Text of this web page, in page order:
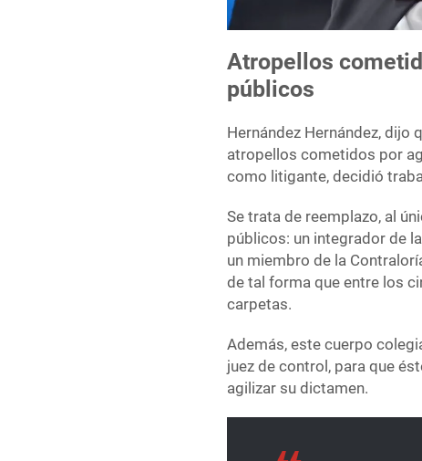
Atropellos
públicos
Hernández Hernández, dijo
atropellos cometidos por
como litigante, decidió
Se trata de reemplazo, al
públicos: un integrador de
un miembro de la
de tal forma que entre los
carpetas.
Además, este cuerpo
juez de control, para que
agilizar su dictamen.